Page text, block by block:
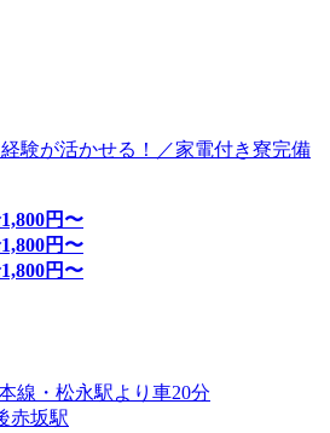
験が活かせる！／家電付き寮完備
1,800円〜
1,800円〜
1,800円〜
線・松永駅より車20分
赤坂駅